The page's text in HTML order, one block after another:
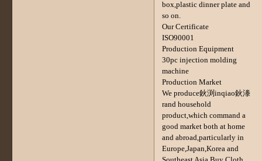
box,plastic dinner plate and
so on.
Our Certificate
ISO90001
Production Equipment
30pc injection molding
machine
Production Market
We produce鈥渕inqiao鈥漛
rand household
product,which command a
good market both at home
and abroad,particularly in
Europe,Japan,Korea and